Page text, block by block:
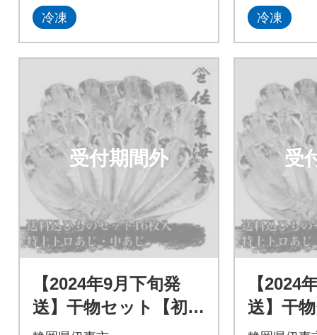
冷凍 冷凍
受付期間外
【2024年9月下旬発
送】干物セット【初島
C】特トロあじ・中あ
受
【2024
送】干
C】特ト